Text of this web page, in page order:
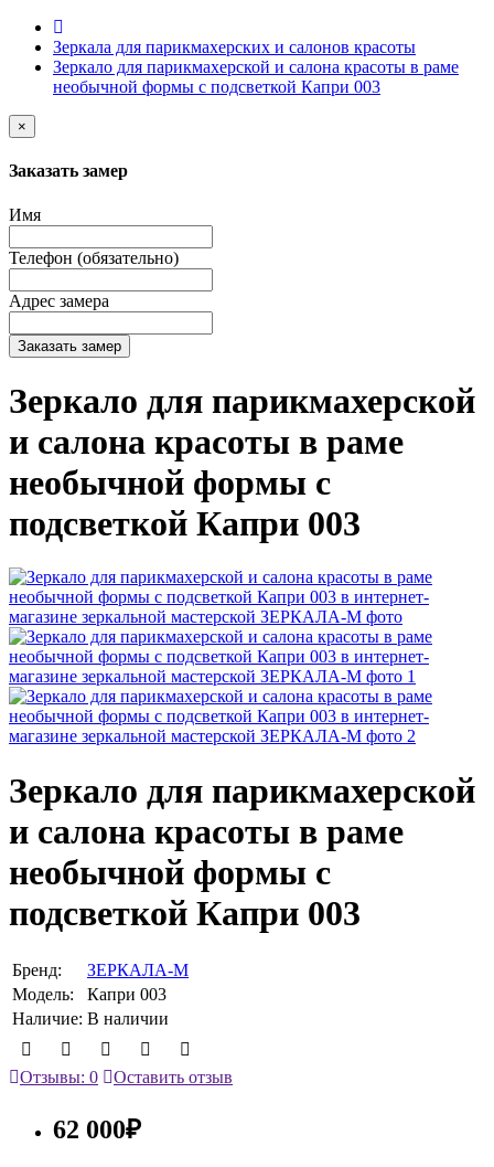
Зеркала для парикмахерских и салонов красоты
Зеркало для парикмахерской и салона красоты в раме
необычной формы с подсветкой Капри 003
×
Заказать замер
Имя
Телефон (обязательно)
Адрес замера
Заказать замер
Зеркало для парикмахерской
и салона красоты в раме
необычной формы с
подсветкой Капри 003
Зеркало для парикмахерской
и салона красоты в раме
необычной формы с
подсветкой Капри 003
Бренд:
ЗЕРКАЛА-М
Модель:
Капри 003
Наличие: В наличии
Отзывы: 0 Оставить отзыв
62 000₽